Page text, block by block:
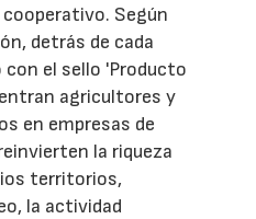
Según
detrás de cada
el sello 'Producto
agricultores y
en empresas de
la riqueza
territorios,
la actividad